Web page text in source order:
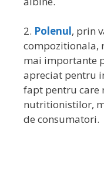
2. Polenul, prin
compozitionala,
mai importante
apreciat pentru
fapt pentru care
nutritionistilor,
de consumatori.